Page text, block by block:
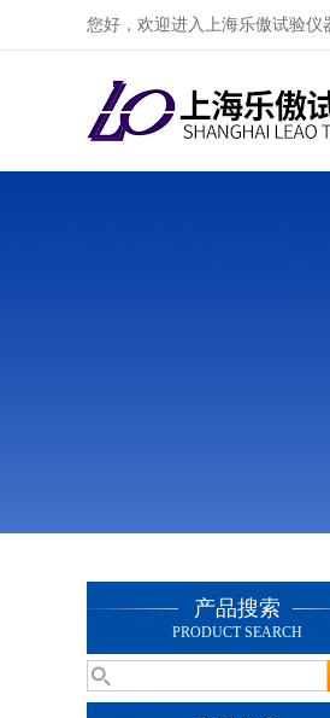
您好，欢迎进入上海乐傲试验仪
产品搜索
PRODUCT SEARCH